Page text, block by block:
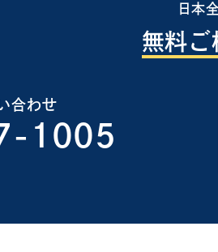
日本
無料ご
合わせ
1005